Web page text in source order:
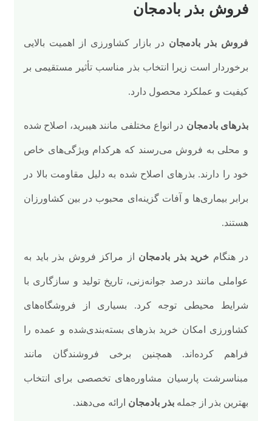
فروش بذر بادمجان
فروش بذر بادمجان در بازار کشاورزی از اهمیت بالایی
برخوردار است زیرا انتخاب بذر مناسب تأثیر مستقیمی بر
کیفیت و عملکرد محصول دارد.
بذرهای بادمجان در انواع مختلفی مانند هیبرید، اصلاح شده
و محلی به فروش می‌رسند که هرکدام ویژگی‌های خاص
خود را دارند. بذرهای اصلاح شده به دلیل مقاومت بالا در
برابر بیماری‌ها و آفات گزینه‌ای محبوب در بین کشاورزان
هستند.
در هنگام خرید بذر بادمجان از مراکز فروش بذر باید به
عواملی مانند درصد جوانه‌زنی، تاریخ تولید و سازگاری با
شرایط محیطی توجه کرد. بسیاری از فروشگاه‌های
کشاورزی امکان خرید بذرهای بسته‌بندی‌شده و عمده را
فراهم کرده‌اند. همچنین برخی فروشندگان مانند
مبناسرشت پارسیان مشاوره‌های تخصصی برای انتخاب
بهترین بذر از جمله بذر بادمجان ارائه می‌دهند.